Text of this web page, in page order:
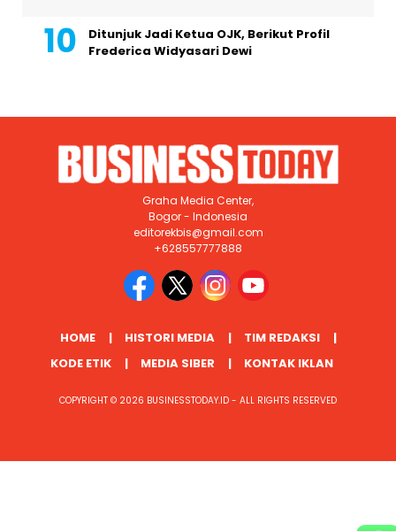
Ditunjuk Jadi Ketua OJK, Berikut Profil
Frederica Widyasari Dewi
Graha Media Center,
Bogor - Indonesia
editorekbis@gmail.com
+628557777888
HOME HISTORI MEDIA
TIM REDAKSI
KODE ETIK
MEDIA SIBER KONTAK IKLAN
COPYRIGHT © 2026 BUSINESSTODAY.ID - ALL RIGHTS RESERVED